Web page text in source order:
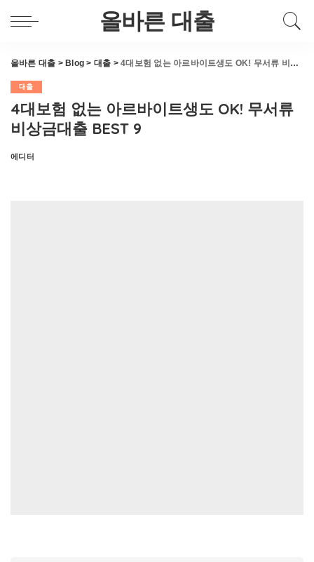
올바른 대출
올바른 대출 > Blog > 대출 >4대보험 없는 아르바이트생도 OK! 무서류 비상금대출 BEST 9
대출
4대보험 없는 아르바이트생도 OK! 무서류
비상금대출 BEST 9
Posted
에디터